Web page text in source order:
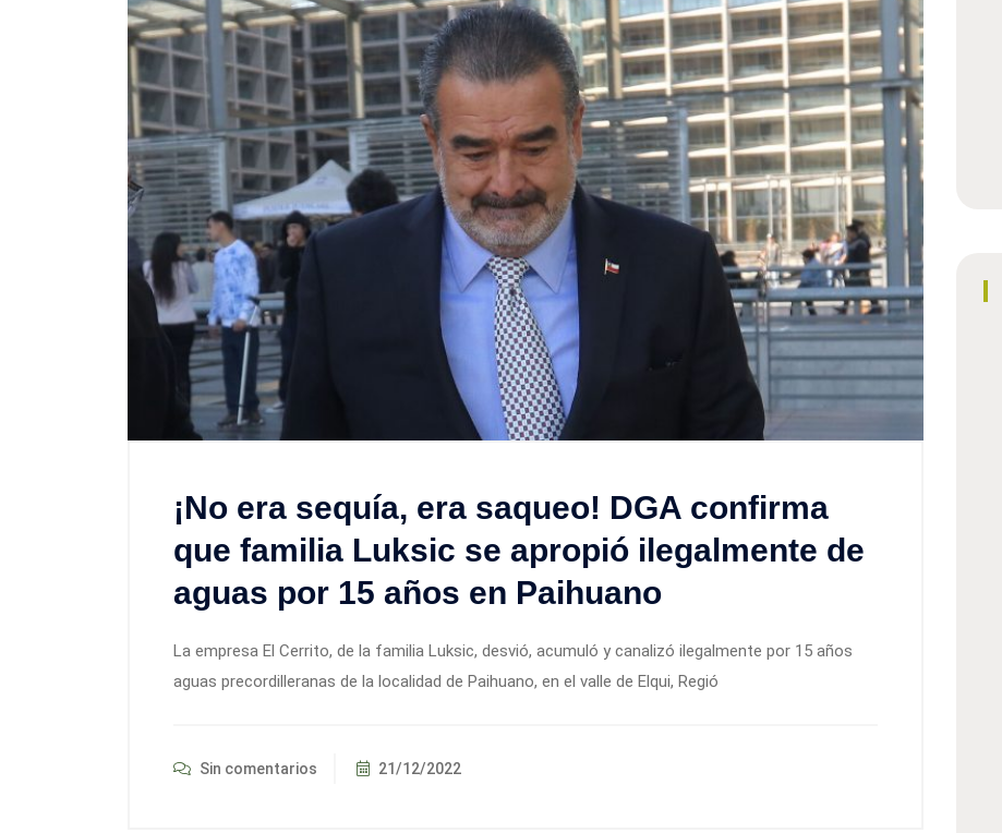
¡No era sequía, era saqueo! DGA confirma
que familia Luksic se apropió ilegalmente de
aguas por 15 años en Paihuano
La empresa El Cerrito, de la familia Luksic, desvió, acumuló y canalizó ilegalmente por 15 años
aguas precordilleranas de la localidad de Paihuano, en el valle de Elqui, Regió
Sin comentarios 21/12/2022